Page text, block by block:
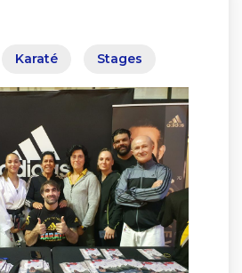
Karaté Stages